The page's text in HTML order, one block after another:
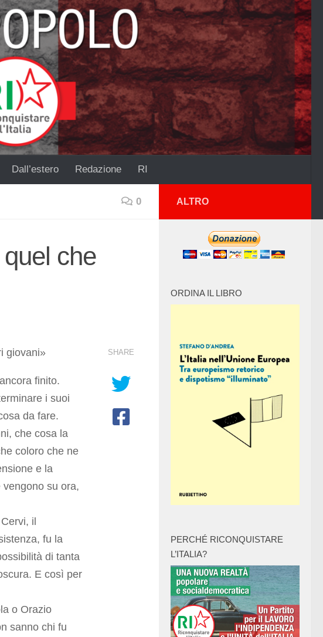
Dall’estero Redazione RI
0
che
giovani»
finito.
i suoi
da fare.
che cosa la
coloro che ne
e la
su ora,
il
fu la
di tanta
E così per
o Orazio
sanno chi fu
SHARE
ALTRO
ORDINA IL LIBRO
PERCHÉ RICONQUISTARE
L’ITALIA?